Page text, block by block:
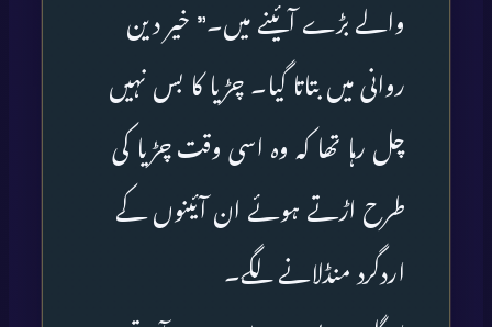
والے بڑے آئینے میں۔” خیر دین
روانی میں بتاتا گیا۔ چڑیا کا بس نہیں
چل رہا تھا کہ وہ اسی وقت چڑیا کی
طرح اڑتے ہوئے ان آئینوں کے
اردگرد منڈلانے لگے۔